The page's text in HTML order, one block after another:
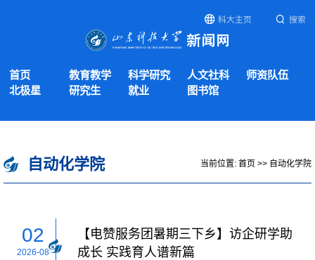
科大主页 搜索
首页 教育教学 科学研究 人文社科
师资队伍
北极星
研究生 就业 图书馆
自动化学院 当前位置: 首页 >> 自动化学院
02
2026-08
【电赞服务团暑期三下乡】访企研学助
成长 实践育人谱新篇